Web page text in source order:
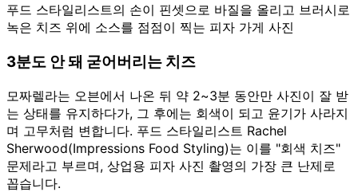
푸드 스타일리스트의 손이 핀셋으로 바질을 올리고 브러시로
녹은 치즈 위에 소스를 점점이 찍는 피자 가게 사진
3분도 안 돼 굳어버리는 치즈
모짜렐라는 오븐에서 나온 뒤 약 2~3분 동안만 사진이 잘 받
는 상태를 유지하다가, 그 후에는 회색이 되고 윤기가 사라지
며 고무처럼 변합니다. 푸드 스타일리스트 Rachel
Sherwood(Impressions Food Styling)는 이를 "회색 치즈"
문제라고 부르며, 상업용 피자 사진 촬영의 가장 큰 난제로
꼽습니다.